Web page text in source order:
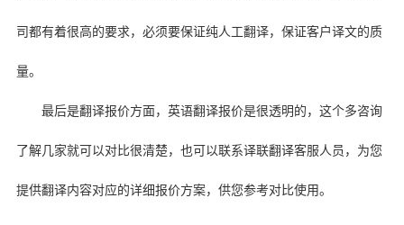
司都有着很高的要求，必须要保证纯人工翻译，保证客户译文的质
量。
最后是翻译报价方面，英语翻译报价是很透明的，这个多咨询
了解几家就可以对比很清楚，也可以联系译联翻译客服人员，为您
提供翻译内容对应的详细报价方案，供您参考对比使用。